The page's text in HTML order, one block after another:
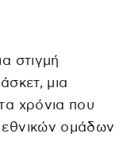
στιγμή
μια
χρόνια που
ομάδων